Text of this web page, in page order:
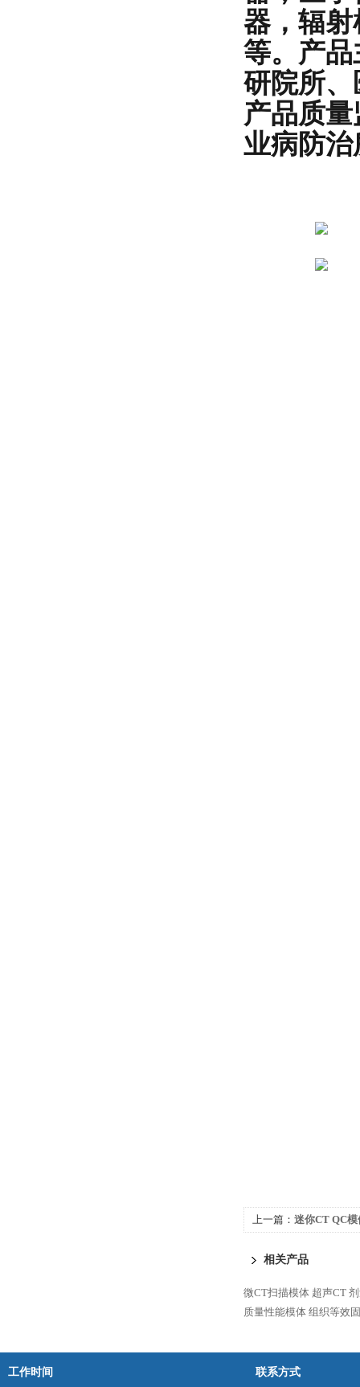
器，辐
等。产
研院所
产品质
业病防
上一篇： 迷你CT QC模
相关产品
微CT扫描模体 超声CT
质量性能模体 组织等效
工作时间 联系方式